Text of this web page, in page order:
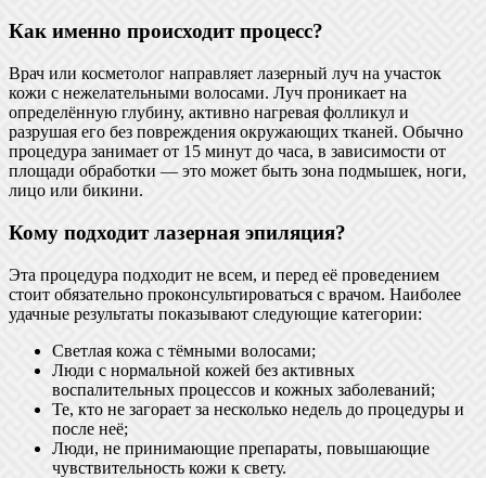
Как именно происходит процесс?
Врач или косметолог направляет лазерный луч на участок
кожи с нежелательными волосами. Луч проникает на
определённую глубину, активно нагревая фолликул и
разрушая его без повреждения окружающих тканей. Обычно
процедура занимает от 15 минут до часа, в зависимости от
площади обработки — это может быть зона подмышек, ноги,
лицо или бикини.
Кому подходит лазерная эпиляция?
Эта процедура подходит не всем, и перед её проведением
стоит обязательно проконсультироваться с врачом. Наиболее
удачные результаты показывают следующие категории:
Светлая кожа с тёмными волосами;
Люди с нормальной кожей без активных
воспалительных процессов и кожных заболеваний;
Те, кто не загорает за несколько недель до процедуры и
после неё;
Люди, не принимающие препараты, повышающие
чувствительность кожи к свету.